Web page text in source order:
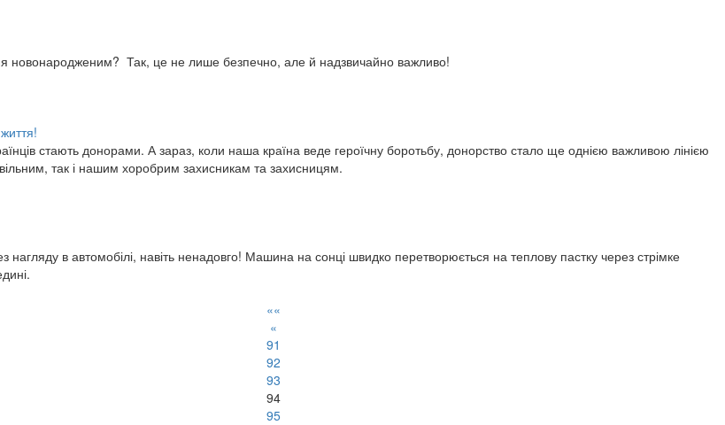
новонародженим? Так, це не лише безпечно, але й надзвичайно важливо!
стають донорами. А зараз, коли наша країна веде героїчну боротьбу, донорство стало ще однією важливою лінією
так і нашим хоробрим захисникам та захисницям.
нагляду в автомобілі, навіть ненадовго! Машина на сонці швидко перетворюється на теплову пастку через стрімке
««
«
91
92
93
94
95